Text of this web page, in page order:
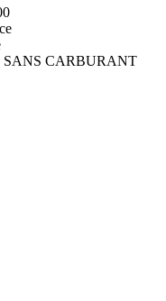
SANS CARBURANT